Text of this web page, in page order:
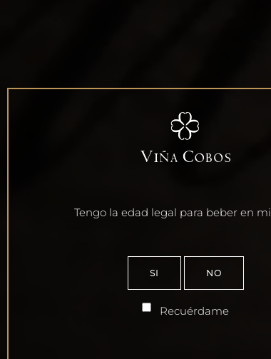
Tengo la edad legal para beber en
SI NO
Recuérdame